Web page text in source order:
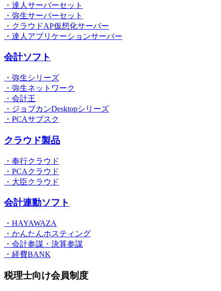
・達人サーバーセット
・弥生サーバーセット
・クラウドAP仮想化サーバー
・達人アプリケーションサーバー
会計ソフト
・弥生シリーズ
・弥生ネットワーク
・会計王
・ジョブカンDesktopシリーズ
・PCAサブスク
クラウド製品
・奉行クラウド
・PCAクラウド
・大臣クラウド
会計連動ソフト
・HAYAWAZA
・かんたんホスティング
・会計参謀・決算参謀
・経費BANK
税理士向け会員制度